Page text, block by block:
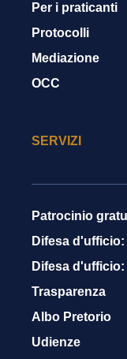
Per i praticanti
Protocolli
Mediazione
OCC
SERVIZI
Patrocinio
Difesa
Difesa
Trasparenza
Albo Pretorio
Udienze